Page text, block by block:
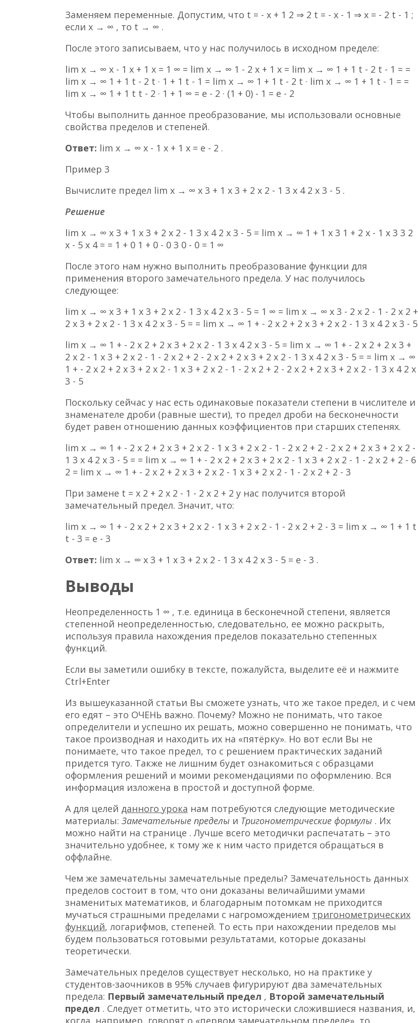
Заменяем переменные. Допустим, что t = - x + 1 2 ⇒ 2 t = - x - 1 ⇒ x = - 2 t - 1 ;
если x → ∞ , то t → ∞ .
После этого записываем, что у нас получилось в исходном пределе:
lim x → ∞ x - 1 x + 1 x = 1 ∞ = lim x → ∞ 1 - 2 x + 1 x = lim x → ∞ 1 + 1 t - 2 t - 1 = =
lim x → ∞ 1 + 1 t - 2 t · 1 + 1 t - 1 = lim x → ∞ 1 + 1 t - 2 t · lim x → ∞ 1 + 1 t - 1 = =
lim x → ∞ 1 + 1 t t - 2 · 1 + 1 ∞ = e - 2 · (1 + 0) - 1 = e - 2
Чтобы выполнить данное преобразование, мы использовали основные
свойства пределов и степеней.
Ответ: lim x → ∞ x - 1 x + 1 x = e - 2 .
Пример 3
Вычислите предел lim x → ∞ x 3 + 1 x 3 + 2 x 2 - 1 3 x 4 2 x 3 - 5 .
Решение
lim x → ∞ x 3 + 1 x 3 + 2 x 2 - 1 3 x 4 2 x 3 - 5 = lim x → ∞ 1 + 1 x 3 1 + 2 x - 1 x 3 3 2
x - 5 x 4 = = 1 + 0 1 + 0 - 0 3 0 - 0 = 1 ∞
После этого нам нужно выполнить преобразование функции для
применения второго замечательного предела. У нас получилось
следующее:
lim x → ∞ x 3 + 1 x 3 + 2 x 2 - 1 3 x 4 2 x 3 - 5 = 1 ∞ = lim x → ∞ x 3 - 2 x 2 - 1 - 2 x 2 +
2 x 3 + 2 x 2 - 1 3 x 4 2 x 3 - 5 = = lim x → ∞ 1 + - 2 x 2 + 2 x 3 + 2 x 2 - 1 3 x 4 2 x 3 - 5
lim x → ∞ 1 + - 2 x 2 + 2 x 3 + 2 x 2 - 1 3 x 4 2 x 3 - 5 = lim x → ∞ 1 + - 2 x 2 + 2 x 3 +
2 x 2 - 1 x 3 + 2 x 2 - 1 - 2 x 2 + 2 - 2 x 2 + 2 x 3 + 2 x 2 - 1 3 x 4 2 x 3 - 5 = = lim x → ∞
1 + - 2 x 2 + 2 x 3 + 2 x 2 - 1 x 3 + 2 x 2 - 1 - 2 x 2 + 2 - 2 x 2 + 2 x 3 + 2 x 2 - 1 3 x 4 2 x
3 - 5
Поскольку сейчас у нас есть одинаковые показатели степени в числителе и
знаменателе дроби (равные шести), то предел дроби на бесконечности
будет равен отношению данных коэффициентов при старших степенях.
lim x → ∞ 1 + - 2 x 2 + 2 x 3 + 2 x 2 - 1 x 3 + 2 x 2 - 1 - 2 x 2 + 2 - 2 x 2 + 2 x 3 + 2 x 2 -
1 3 x 4 2 x 3 - 5 = = lim x → ∞ 1 + - 2 x 2 + 2 x 3 + 2 x 2 - 1 x 3 + 2 x 2 - 1 - 2 x 2 + 2 - 6
2 = lim x → ∞ 1 + - 2 x 2 + 2 x 3 + 2 x 2 - 1 x 3 + 2 x 2 - 1 - 2 x 2 + 2 - 3
При замене t = x 2 + 2 x 2 - 1 - 2 x 2 + 2 у нас получится второй
замечательный предел. Значит, что:
lim x → ∞ 1 + - 2 x 2 + 2 x 3 + 2 x 2 - 1 x 3 + 2 x 2 - 1 - 2 x 2 + 2 - 3 = lim x → ∞ 1 + 1 t
t - 3 = e - 3
Ответ: lim x → ∞ x 3 + 1 x 3 + 2 x 2 - 1 3 x 4 2 x 3 - 5 = e - 3 .
Выводы
Неопределенность 1 ∞ , т.е. единица в бесконечной степени, является
степенной неопределенностью, следовательно, ее можно раскрыть,
используя правила нахождения пределов показательно степенных
функций.
Если вы заметили ошибку в тексте, пожалуйста, выделите её и нажмите
Ctrl+Enter
Из вышеуказанной статьи Вы сможете узнать, что же такое предел, и с чем
его едят – это ОЧЕНЬ важно. Почему? Можно не понимать, что такое
определители и успешно их решать, можно совершенно не понимать, что
такое производная и находить их на «пятёрку». Но вот если Вы не
понимаете, что такое предел, то с решением практических заданий
придется туго. Также не лишним будет ознакомиться с образцами
оформления решений и моими рекомендациями по оформлению. Вся
информация изложена в простой и доступной форме.
А для целей данного урока нам потребуются следующие методические
материалы:Замечательные пределы и Тригонометрические формулы . Их
можно найти на странице . Лучше всего методички распечатать – это
значительно удобнее, к тому же к ним часто придется обращаться в
оффлайне.
Чем же замечательны замечательные пределы? Замечательность данных
пределов состоит в том, что они доказаны величайшими умами
знаменитых математиков, и благодарным потомкам не приходится
мучаться страшными пределами с нагромождением тригонометрических
функций, логарифмов, степеней. То есть при нахождении пределов мы
будем пользоваться готовыми результатами, которые доказаны
теоретически.
Замечательных пределов существует несколько, но на практике у
студентов-заочников в 95% случаев фигурируют два замечательных
предела: Первый замечательный предел , Второй замечательный
предел . Следует отметить, что это исторически сложившиеся названия, и,
когда, например, говорят о «первом замечательном пределе», то